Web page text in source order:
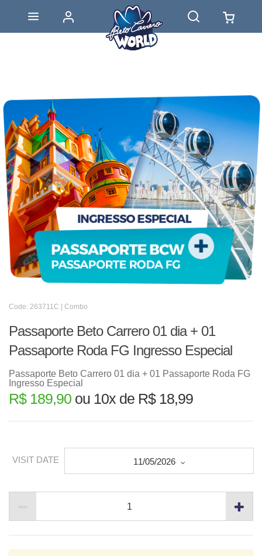
Code: 263711C | Combo
Passaporte Beto Carrero 01 dia + 01
Passaporte Roda FG Ingresso Especial
Passaporte Beto Carrero 01 dia + 01 Passaporte Roda FG
Ingresso Especial
R$ 189,90 ou 10x de R$ 18,99
VISIT DATE 11/05/2026